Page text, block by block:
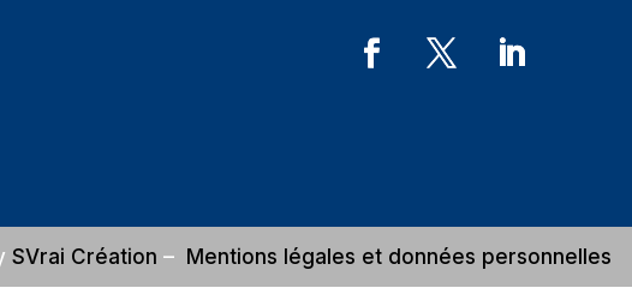
SVrai Création – Mentions légales et données personnelles